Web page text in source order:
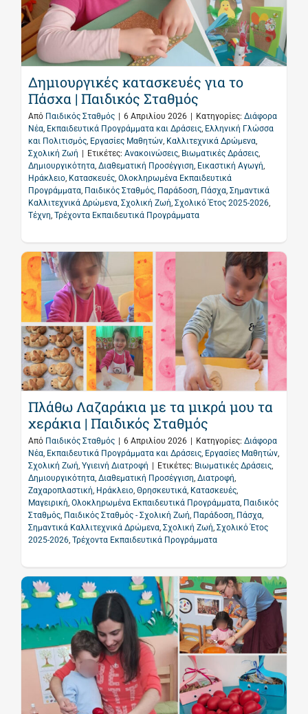
Δημιουργικές κατασκευές για το
Πάσχα | Παιδικός Σταθμός
Από Παιδικός Σταθμός 6 Απριλίου 2026 Κατηγορίες: Διάφορα
Νέα, Εκπαιδευτικά Προγράμματα και Δράσεις, Ελληνική Γλώσσα
και Πολιτισμός, Εργασίες Μαθητών, Καλλιτεχνικά Δρώμενα,
Σχολική Ζωή
Ετικέτες: Ανακοινώσεις, Βιωματικές Δράσεις,
Δημιουργικότητα, Διαθεματική Προσέγγιση, Εικαστική Αγωγή,
Ηράκλειο, Κατασκευές, Ολοκληρωμένα Εκπαιδευτικά
Προγράμματα, Παιδικός Σταθμός, Παράδοση, Πάσχα, Σημαντικά
Καλλιτεχνικά Δρώμενα, Σχολική Ζωή, Σχολικό Έτος 2025-2026,
Τέχνη, Τρέχοντα Εκπαιδευτικά Προγράμματα
Πλάθω Λαζαράκια με τα μικρά μου τα
χεράκια | Παιδικός Σταθμός
Από Παιδικός Σταθμός 6 Απριλίου 2026 Κατηγορίες: Διάφορα
Νέα, Εκπαιδευτικά Προγράμματα και Δράσεις, Εργασίες Μαθητών,
Σχολική Ζωή, Υγιεινή Διατροφή Ετικέτες: Βιωματικές Δράσεις,
Δημιουργικότητα, Διαθεματική Προσέγγιση, Διατροφή,
Ζαχαροπλαστική, Ηράκλειο, Θρησκευτικά, Κατασκευές,
Μαγειρική, Ολοκληρωμένα Εκπαιδευτικά Προγράμματα, Παιδικός
Σταθμός, Παιδικός Σταθμός - Σχολική Ζωή, Παράδοση, Πάσχα,
Σημαντικά Καλλιτεχνικά Δρώμενα, Σχολική Ζωή, Σχολικό Έτος
2025-2026, Τρέχοντα Εκπαιδευτικά Προγράμματα